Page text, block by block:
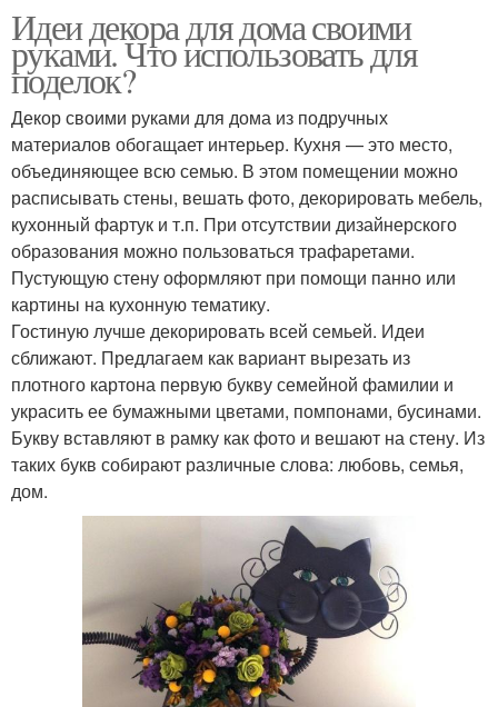
Идеи декора для дома своими
руками. Что использовать для
поделок?
Декор своими руками для дома из подручных
материалов обогащает интерьер. Кухня — это место,
объединяющее всю семью. В этом помещении можно
расписывать стены, вешать фото, декорировать мебель,
кухонный фартук и т.п. При отсутствии дизайнерского
образования можно пользоваться трафаретами.
Пустующую стену оформляют при помощи панно или
картины на кухонную тематику.
Гостиную лучше декорировать всей семьей. Идеи
сближают. Предлагаем как вариант вырезать из
плотного картона первую букву семейной фамилии и
украсить ее бумажными цветами, помпонами, бусинами.
Букву вставляют в рамку как фото и вешают на стену. Из
таких букв собирают различные слова: любовь, семья,
дом.